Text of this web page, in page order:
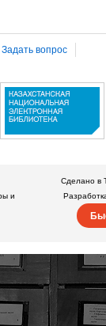
Задать вопрос
и
Сделано в